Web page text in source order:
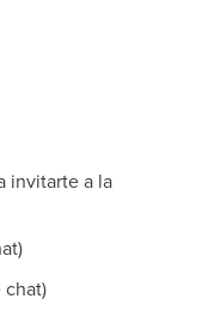
invitarte a la